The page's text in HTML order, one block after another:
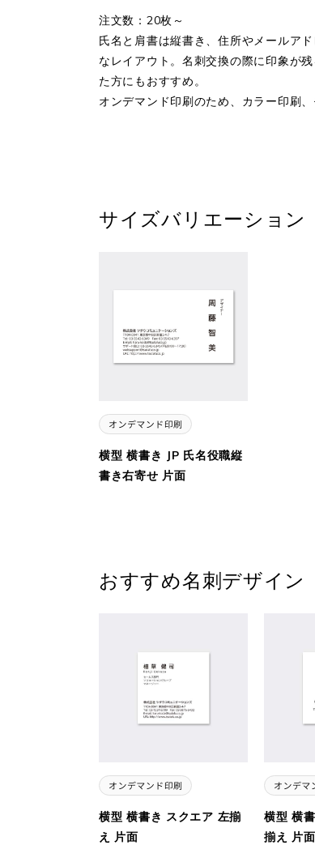
注文数：20枚～
氏名と肩書は縦書き、住所やメールア
なレイアウト。名刺交換の際に印象が
た方にもおすすめ。
オンデマンド印刷のため、カラー印刷
サイズバリエーション
横型 横書き JP 氏名役職縦
書き右寄せ 片面
おすすめ名刺デザイン
横型 横書き スクエア 左揃
え 片面
横型 横
揃え 片面